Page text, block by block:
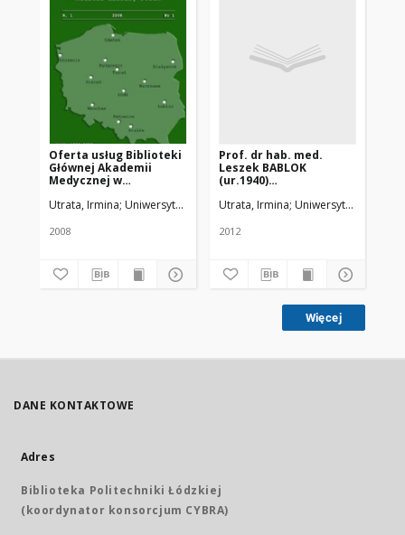
Oferta usług Biblioteki
Głównej Akademii
Medycznej w
rozwoju
Utrata, Irmina Uniwersytet Medyczny w Łodzi
2008
Prof. dr hab. med.
Leszek BABLOK
(ur.1940)
ginekolog, kierownik I
Położnictwa I
Uniwersytetu
Medycznego
Utrata, Irmina Uniwersytet
2012
Więcej
DANE KONTAKTOWE
Adres
Biblioteka Politechniki Łódzkiej
(koordynator konsorcjum CYBRA)